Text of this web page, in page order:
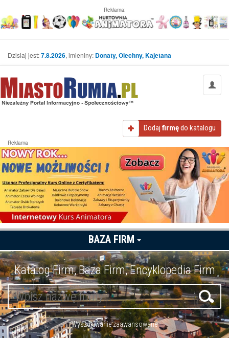
Reklama:
Dzisiaj jest:7.8.2026, imieniny: Donaty, Olechny, Kajetana
Dodaj firmędo katalogu
Reklama
BAZA FIRM
Katalog Firm, Baza Firm, Encyklopedia Firm
Wyszukiwanie zaawansowane